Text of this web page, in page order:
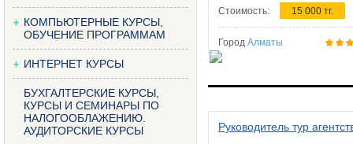
КОМПЬЮТЕРНЫЕ КУРСЫ,
ОБУЧЕНИЕ ПРОГРАММАМ
ИНТЕРНЕТ КУРСЫ
БУХГАЛТЕРСКИЕ КУРСЫ,
КУРСЫ И СЕМИНАРЫ ПО
НАЛОГООБЛАЖЕНИЮ.
АУДИТОРСКИЕ КУРСЫ
Стоимость: 15 000 тг.
Город Алматы
Руководитель тур